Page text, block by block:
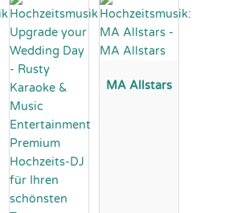
uo aus Tirol
- perfekte
Musik von
den 60ern
bis heute
MA Allstars